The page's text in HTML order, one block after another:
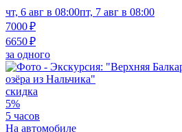
чт, 6 авг в 08:00пт, 7 авг в 08:00
7000 ₽
6650 ₽
за одного
скидка
5%
5 часов
На автомобиле